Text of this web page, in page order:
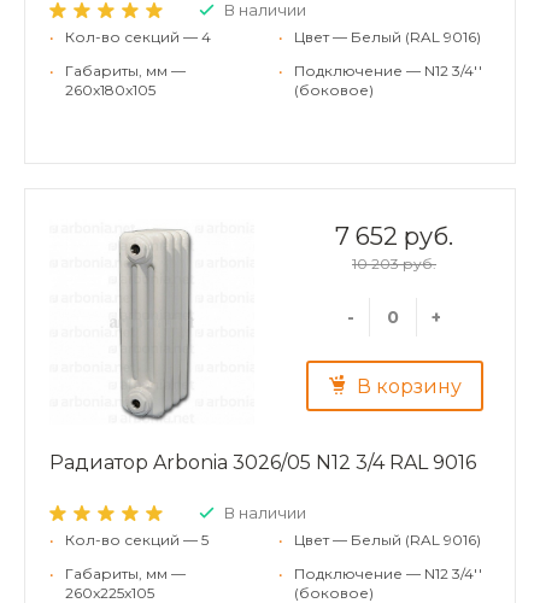
В наличии
•
Кол-во секций — 4
•
Габариты, мм —
260x180x105
•
Цвет — Белый (RAL 9016)
•
Подключение — N12 3/4''
(боковое)
7 652 руб.
10 203 руб.
- +
В корзину
Радиатор Arbonia 3026/05 N12 3/4 RAL 9016
В наличии
•
Кол-во секций — 5
•
Габариты, мм —
260x225x105
•
Цвет — Белый (RAL 9016)
•
Подключение — N12 3/4''
(боковое)